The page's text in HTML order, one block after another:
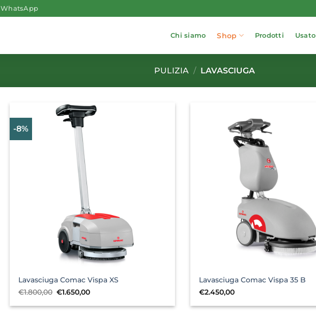
WhatsApp
Chi siamo Shop Prodotti Usato
PULIZIA / LAVASCIUGA
-8%
Lavasciuga Comac Vispa XS
€1.800,00 Il
prezzo
originale
€1.650,00Il
attuale
Lavasciuga Comac Vispa 35 B
€2.450,00